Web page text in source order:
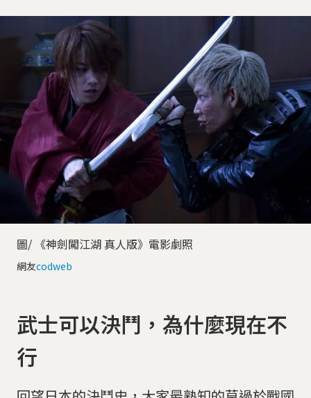
圖/ 《神劍闖江湖 真人版》電影劇照
網友codweb
武士可以決鬥，為什麼現在不
行